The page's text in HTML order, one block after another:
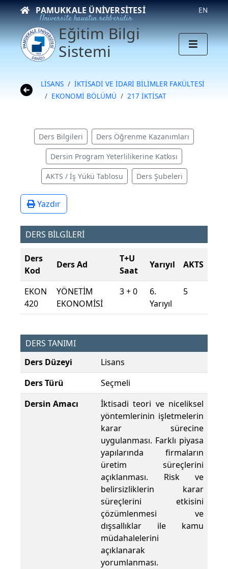
PAMUKKALE ÜNIVERSITESI
Üniversite hayatın rehberidir
EN
Eğitim Bilgi
Sistemi
LİSANS
İKTİSADİ VE İDARİ BİLİMLER FAKÜLTESİ
EKONOMİ BÖLÜMÜ
217 İKTİSAT
Ders Bilgileri Ders Öğrenme Kazanımları
Dersin Program Yeterlilikerine Katkısı
AKTS / İş Yükü Tablosu Ders Şubeleri
Yazdır
DERS BİLGİLERİ
Ders
Kod
Ders Ad
T+U
Saat
Yarıyıl AKTS
EKON
420
YÖNETİM
EKONOMİSİ
3 + 0
6.
Yarıyıl
5
DERS TANIMI
Ders Düzeyi
Lisans
Ders Türü
Seçmeli
Dersin Amacı
İktisadi teori ve niceliksel
yöntemlerinin işletmelerin
karar sürecine
uygulanması. Farklı piyasa
yapılarında firmaların
üretim süreçlerini
açıklanması. Risk ve
belirsizliklerin karar
süreçlerini etkisini
çözümlenmesi ve
dışsallıklar ile kamu
müdahalelerini
açıklanarak
yorumlanması.